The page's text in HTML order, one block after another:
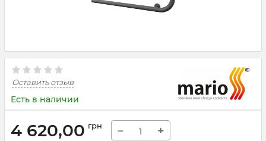
Оставить отзыв
Есть в наличии
4 620,00 грн − +